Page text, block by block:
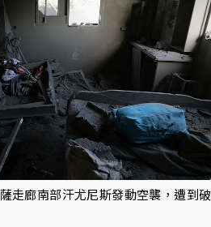
走廊南部汗尤尼斯發動空襲，遭到破